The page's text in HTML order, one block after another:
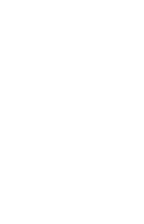
de distributeurs et
projet à notre service